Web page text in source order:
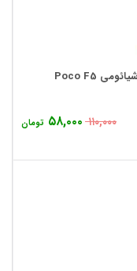
محافظ صفحه نمایش گلس مدل 9D مناسب شیائومی Poco F5
۱۱۰,۰۰۰ ۵۸,۰۰۰ تومان